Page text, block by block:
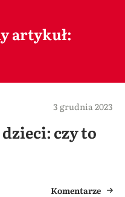
artykuł:
3 grudnia 2023
czy to
Komentarze